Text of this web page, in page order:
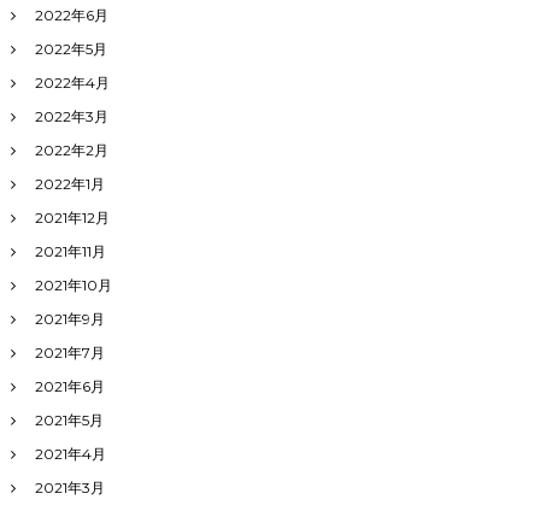
2022年6月
2022年5月
2022年4月
2022年3月
2022年2月
2022年1月
2021年12月
2021年11月
2021年10月
2021年9月
2021年7月
2021年6月
2021年5月
2021年4月
2021年3月